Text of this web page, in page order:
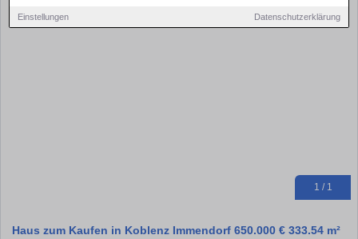
Einstellungen Datenschutzerklärung
1 / 1
Haus zum Kaufen in Koblenz Immendorf 650.000 € 333.54 m²